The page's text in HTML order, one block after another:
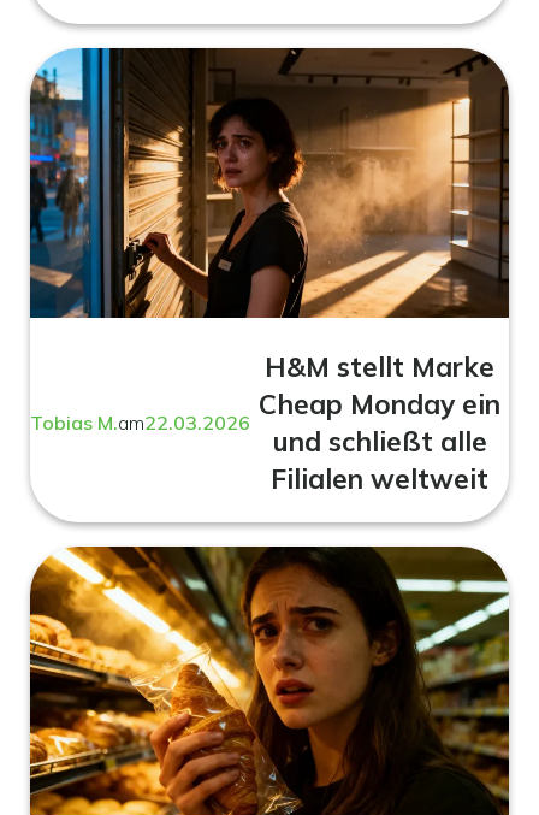
Tobias M.am22.03.2026
H&M stellt Marke
Cheap Monday ein
und schließt alle
Filialen weltweit